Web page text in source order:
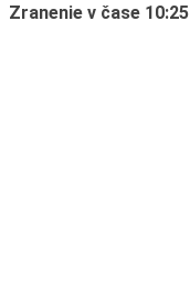
Zranenie v čase 10:25